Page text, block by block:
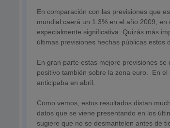
En comparación con las previsiones que
mundial caerá un 1.3% en el año 2009,
especialmente significativa. Quizás más
últimas previsiones hechas públicas estos
En gran parte estas mejore previsiones
positivo también sobre la zona euro. En
anticipaba en abril.
Como vemos, estos resultados distan
datos que se viene presentando en los
sugiere que no se desmantelen antes de